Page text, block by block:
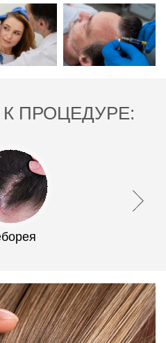
ПРОЦЕДУРЕ: